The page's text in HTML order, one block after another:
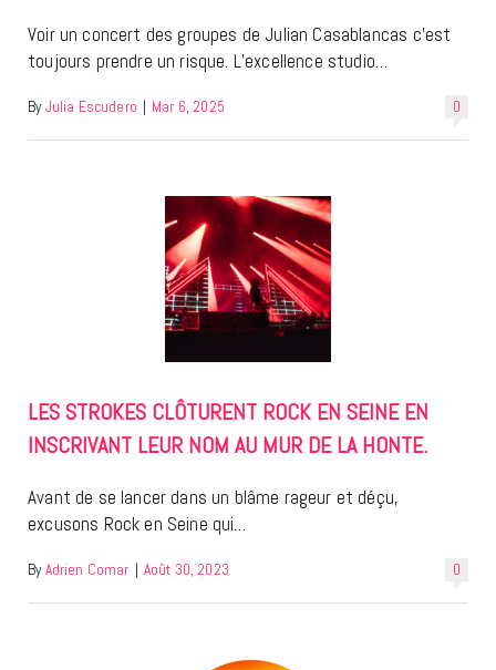
Voir un concert des groupes de Julian Casablancas c’est
toujours prendre un risque. L’excellence studio…
0
By Julia Escudero | Mar 6, 2025
LES STROKES CLÔTURENT ROCK EN SEINE EN
INSCRIVANT LEUR NOM AU MUR DE LA HONTE.
Avant de se lancer dans un blâme rageur et déçu,
excusons Rock en Seine qui…
0
By Adrien Comar | Août 30, 2023